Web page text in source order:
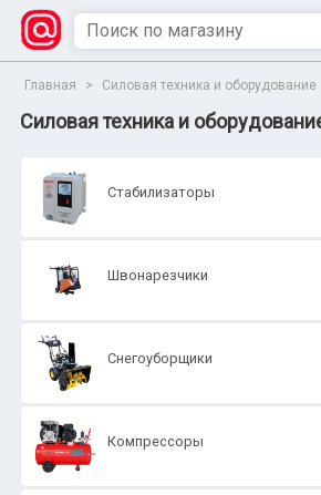
Главная > Силовая техника и оборудование
Силовая техника и
Стабилизаторы
Швонарезчики
Снегоуборщики
Компрессоры